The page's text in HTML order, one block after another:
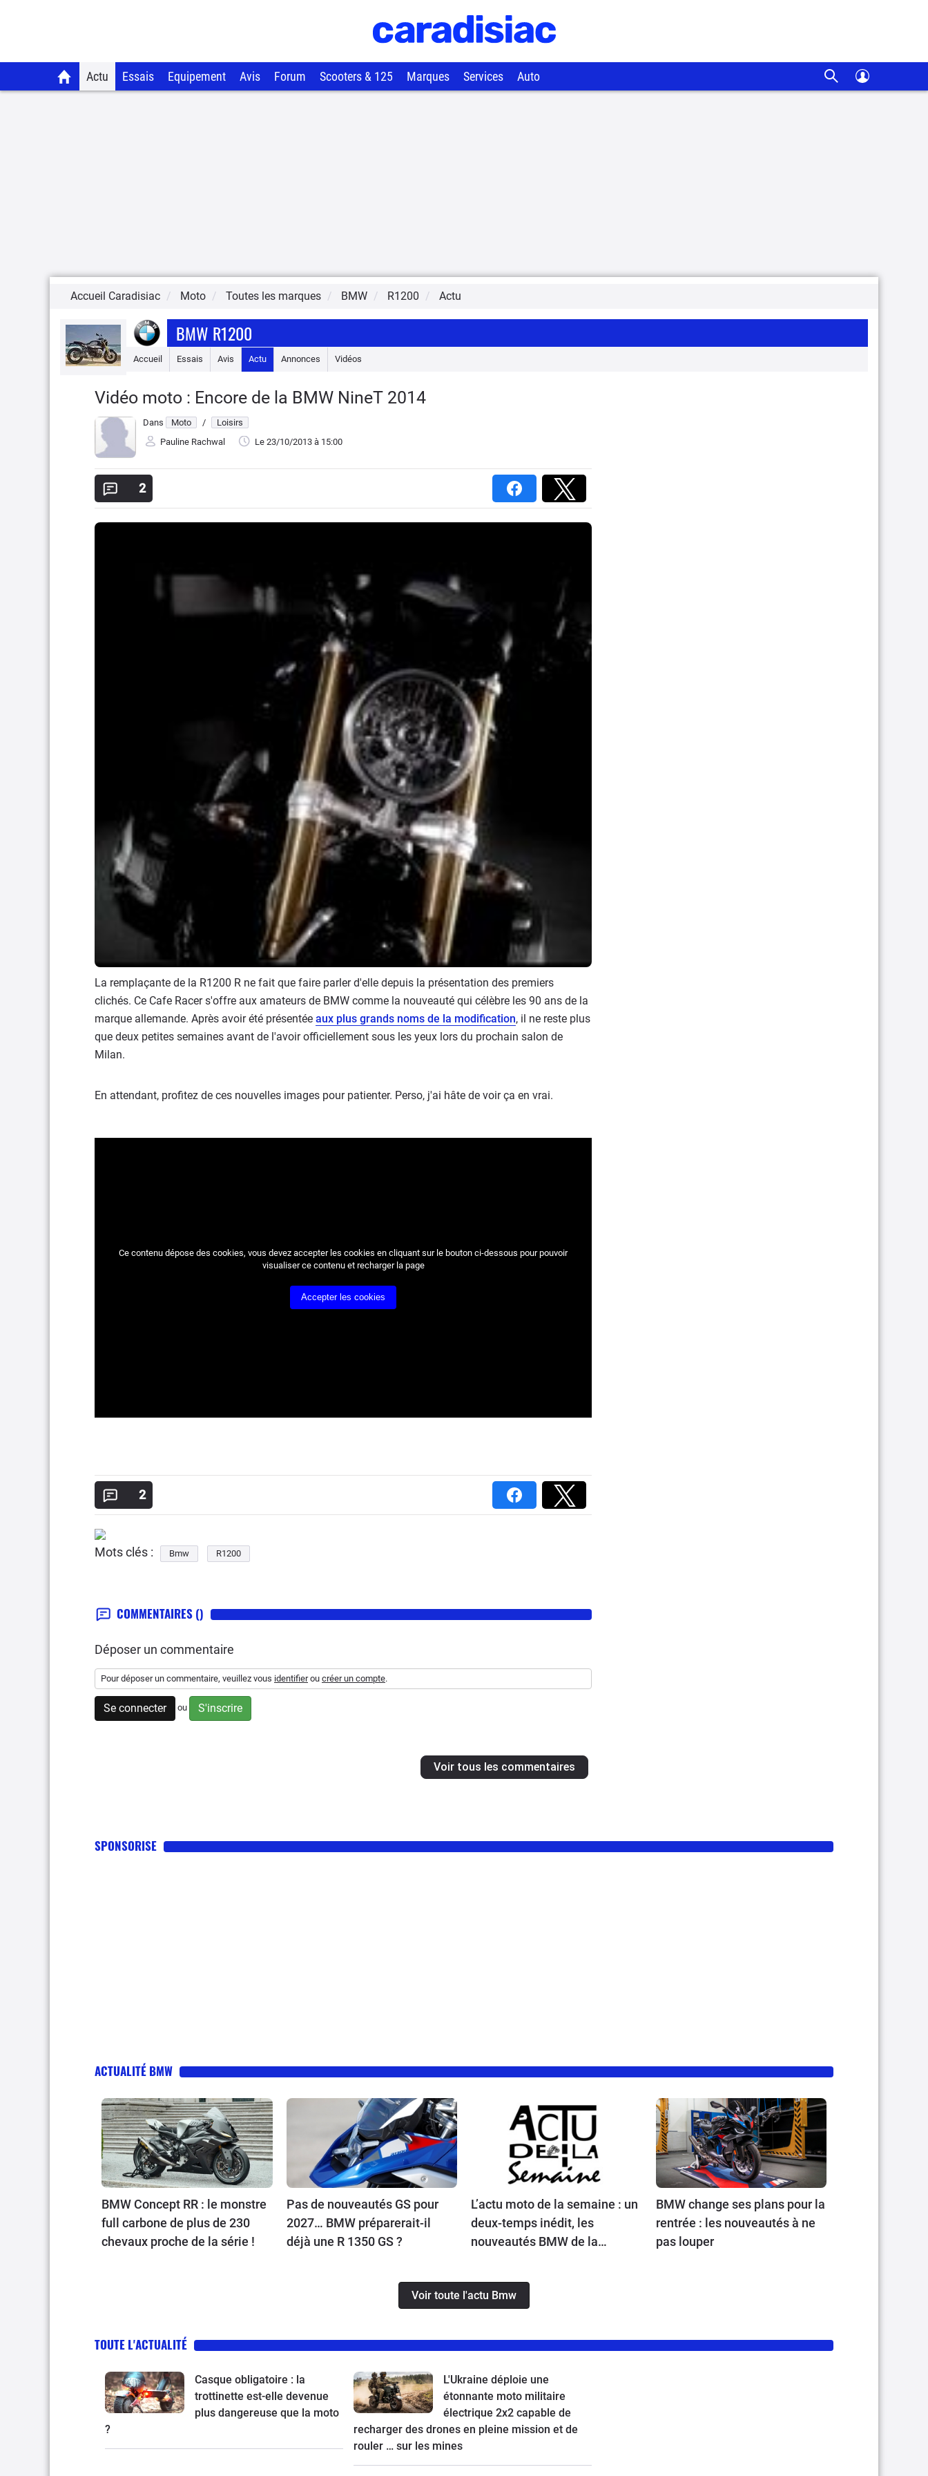
Actu Essais Equipement Avis Forum Scooters & 125 Marques Services Auto
Accueil Caradisiac Moto Toutes les marques BMW R1200 Actu
BMW R1200
Accueil Essais Avis Actu Annonces Vidéos
Vidéo moto : Encore de la BMW NineT 2014
Dans Moto /
Loisirs
Pauline Rachwal
Le 23/10/2013 à 15:00
2
La remplaçante de la R1200 R ne fait que faire parler d'elle depuis la présentation des premiers
clichés. Ce Cafe Racer s'offre aux amateurs de BMW comme la nouveauté qui célèbre les 90 ans de la
marque allemande. Après avoir été présentée aux plus grands noms de la modification, il ne reste plus
que deux petites semaines avant de l'avoir officiellement sous les yeux lors du prochain salon de
Milan.
En attendant, profitez de ces nouvelles images pour patienter. Perso, j'ai hâte de voir ça en vrai.
Ce contenu dépose des cookies, vous devez accepter les cookies en cliquant sur le bouton ci-dessous pour pouvoir
visualiser ce contenu et recharger la page
Accepter les cookies
2
Mots clés : Bmw R1200
COMMENTAIRES ()
Déposer un commentaire
Pour déposer un commentaire, veuillez vous identifierou créer un compte.
Se connecter ou S'inscrire
Voir tous les commentaires
SPONSORISE
ACTUALITÉ BMW
BMW Concept RR : le monstre
full carbone de plus de 230
chevaux proche de la série !
Pas de nouveautés GS pour
2027… BMW préparerait-il
déjà une R 1350 GS ?
L’actu moto de la semaine : un
deux-temps inédit, les
nouveautés BMW de la
vente, une Vespa spéciale et
la Kawasaki Z900 RS à l’essai
BMW change ses plans pour la
rentrée : les nouveautés à ne
pas louper
Voir toute l'actu Bmw
TOUTE L'ACTUALITÉ
Casque obligatoire : la
trottinette est-elle devenue
plus dangereuse que la moto
?
L'Ukraine déploie une
étonnante moto militaire
électrique 2x2 capable de
recharger des drones en pleine mission et de
rouler … sur les mines